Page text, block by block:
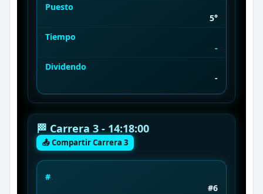
Puesto
5°
Tiempo
-
Dividendo
-
🏁 Carrera 3 - 14:18:00
📤 Compartir Carrera 3
#
#6